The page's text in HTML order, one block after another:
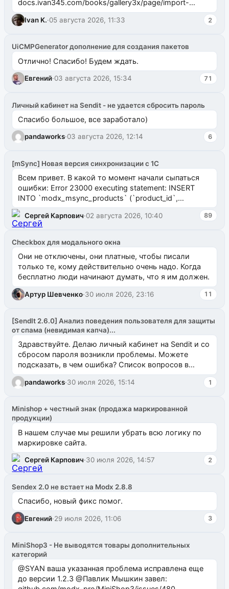
docs.ivan345.com/books/gallery3x/page/import-
ms2galleryphp
Ivan K.·05 августа 2026, 11:33 2
UiCMPGenerator дополнение для создания пакетов
Отлично! Спасибо! Будем ждать.
Евгений·03 августа 2026, 15:34 71
Личный кабинет на Sendit - не удается сбросить пароль
Спасибо большое, все заработало)
pandaworks·03 августа 2026, 12:14 6
[mSync] Новая версия синхронизации с 1С
Всем привет. В какой то момент начали сыпаться
ошибки: Error 23000 executing statement: INSERT
INTO `modx_msync_products` (`product_id`,
`uuid_1c`) VALUES ...
Сергей Карпович·02 августа 2026, 10:40 89
Checkbox для модального окна
Они не отключены, они платные, чтобы писали
только те, кому действительно очень надо. Когда
бесплатно люди начинают думать, что я им должен.
Артур Шевченко·30 июля 2026, 23:16 11
[SendIt 2.6.0] Анализ поведения пользователя для защиты
от спама (невидимая капча)...
Здравствуйте. Делаю личный кабинет на Sendit и со
сбросом пароля возникли проблемы. Можете
подсказать, в чем ошибка? Список вопросов в
одноименном разделе на modx.pro пока пуст, и,...
pandaworks·30 июля 2026, 15:14 1
Minishop + честный знак (продажа маркированной
продукции)
В нашем случае мы решили убрать всю логику по
маркировке сайта.
Сергей Карпович·30 июля 2026, 14:57 2
Sendex 2.0 не встает на Modx 2.8.8
Спасибо, новый фикс помог.
Евгений·29 июля 2026, 11:06 3
MiniShop3 - Не выводятся товары дополнительных
категорий
@SYAN ваша указанная проблема исправлена еще
до версии 1.2.3 @Павлик Мышкин завел: